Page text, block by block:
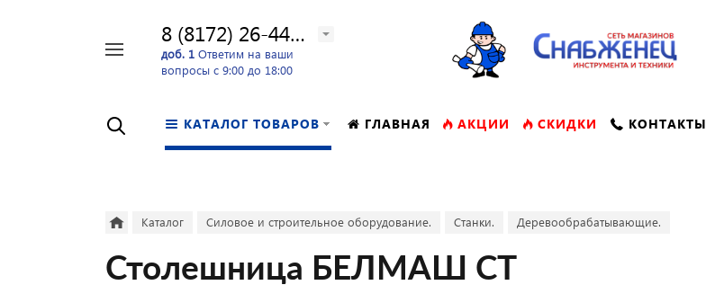
8 (8172) 26-44-24
доб. 1 Ответим на ваши
вопросы с 9:00 до 18:00
КАТАЛОГ ТОВАРОВ ГЛАВНАЯ АКЦИИ СКИДКИ КОНТАКТЫ
Каталог Силовое и строительное оборудование. Станки. Деревообрабатывающие.
Столешница БЕЛМАШ СТ